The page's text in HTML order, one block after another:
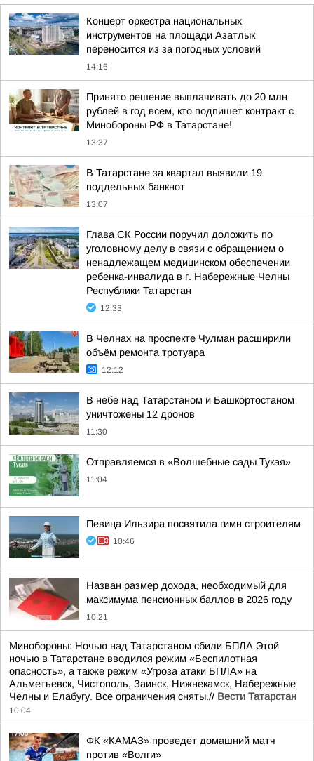
Концерт оркестра национальных
инструментов на площади Азатлык
переносится из за погодных условий
14:16
Принято решение выплачивать до 20 млн
рублей в год всем, кто подпишет контракт с
Минобороны РФ в Татарстане!
13:37
В Татарстане за квартал выявили 19
поддельных банкнот
13:07
Глава СК России поручил доложить по
уголовному делу в связи с обращением о
ненадлежащем медицинском обеспечении
ребенка-инвалида в г. Набережные Челны
Республики Татарстан
12:33
В Челнах на проспекте Чулман расширили
объём ремонта тротуара
12:12
В небе над Татарстаном и Башкортостаном
уничтожены 12 дронов
11:30
Отправляемся в «Волшебные сады Тукая»
11:04
Певица Ильзира посвятила гимн строителям
10:46
Назван размер дохода, необходимый для
максимума пенсионных баллов в 2026 году
10:21
Минобороны: Ночью над Татарстаном сбили БПЛА Этой
ночью в Татарстане вводился режим «Беспилотная
опасность», а также режим «Угроза атаки БПЛА» на
Альметьевск, Чистополь, Заинск, Нижнекамск, Набережные
Челны и Елабугу. Все ограничения сняты.// Вести Татарстан
10:04
ФК «КАМАЗ» проведет домашний матч
против «Волги»